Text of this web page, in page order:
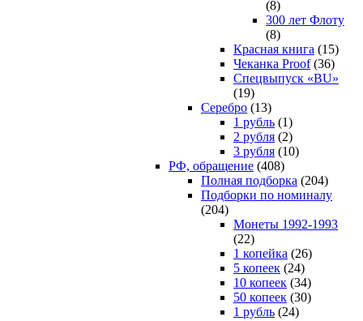
(8)
300 лет Флоту
(8)
Красная книга (15)
Чеканка Proof(36)
Спецвыпуск «BU»
(19)
Серебро (13)
1 рубль (1)
2 рубля (2)
3 рубля (10)
РФ, обращение (408)
Полная подборка (204)
Подборки по номиналу
(204)
Монеты 1992-1993
(22)
1 копейка (26)
5 копеек (24)
10 копеек (34)
50 копеек (30)
1 рубль (24)